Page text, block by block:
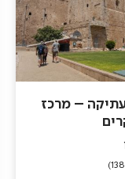
– מרכז